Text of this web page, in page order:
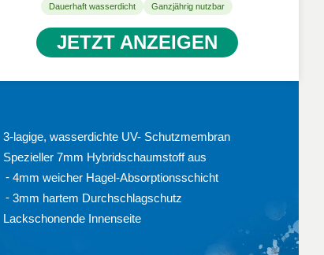
Dauerhaft wasserdicht Ganzjährig nutzbar
JETZT ANZEIGEN
3-lagige, wasserdichte UV- Schutzmembran
Spezieller 7mm Hybridschaumstoff aus
4mm weicher Hagel-Absorptionsschicht
3mm hartem Durchschlagschutz
Lackschonende Innenseite